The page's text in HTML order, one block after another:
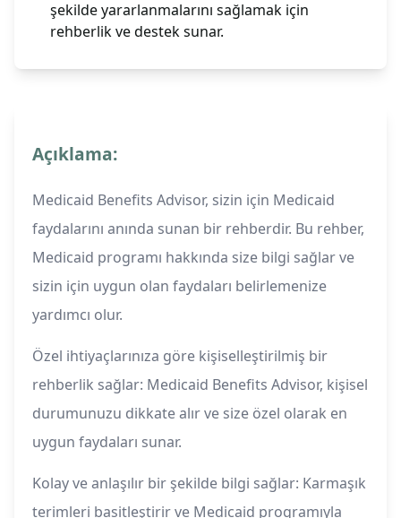
şekilde yararlanmalarını sağlamak için
rehberlik ve destek sunar.
Açıklama:
Medicaid Benefits Advisor, sizin için Medicaid
faydalarını anında sunan bir rehberdir. Bu rehber,
Medicaid programı hakkında size bilgi sağlar ve
sizin için uygun olan faydaları belirlemenize
yardımcı olur.
Özel ihtiyaçlarınıza göre kişiselleştirilmiş bir
rehberlik sağlar: Medicaid Benefits Advisor, kişisel
durumunuzu dikkate alır ve size özel olarak en
uygun faydaları sunar.
Kolay ve anlaşılır bir şekilde bilgi sağlar: Karmaşık
terimleri basitleştirir ve Medicaid programıyla